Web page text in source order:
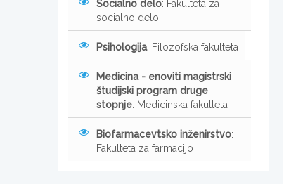
Socialno delo: Fakulteta za
socialno delo
Psihologija: Filozofska fakulteta
Medicina - enoviti magistrski
študijski program druge
stopnje: Medicinska fakulteta
Biofarmacevtsko inženirstvo:
Fakulteta za farmacijo